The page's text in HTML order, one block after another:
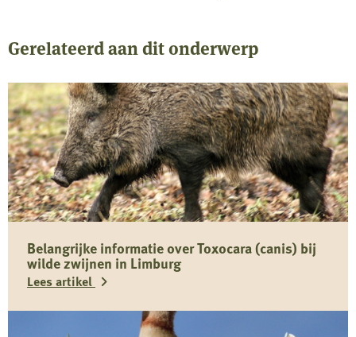
Gerelateerd aan dit onderwerp
Belangrijke informatie over Toxocara (canis) bij
wilde zwijnen in Limburg
Lees artikel